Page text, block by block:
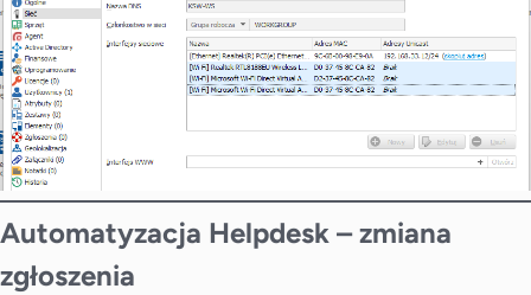
Automatyzacja Helpdesk – zmiana
zgłoszenia